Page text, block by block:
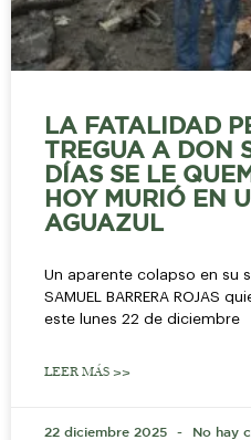
LA FATALIDAD
TREGUA A DON
DÍAS SE LE
HOY MURIÓ EN
AGUAZUL
Un aparente colapso en su
SAMUEL BARRERA ROJAS
este lunes 22 de diciembre
LEER MÁS >>
22 diciembre 2025 No hay